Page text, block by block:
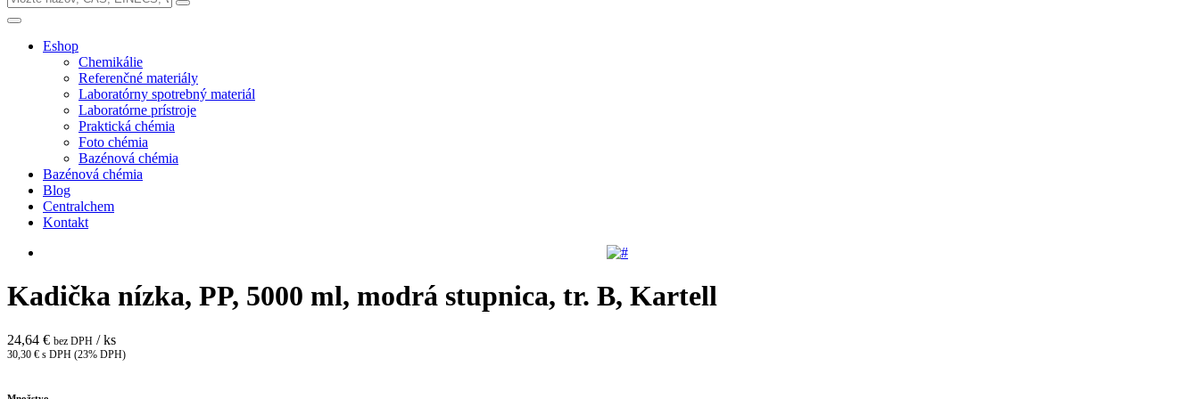
Eshop
Chemikálie
Referenčné materiály
Laboratórny spotrebný materiál
Laboratórne prístroje
Praktická chémia
Foto chémia
Bazénová chémia
Bazénová chémia
Blog
Centralchem
Kontakt
Kadička nízka, PP, 5000 ml, modrá stupnica, tr. B, Kartell
24,64 € bez DPH / ks
30,30 € s DPH (23% DPH)